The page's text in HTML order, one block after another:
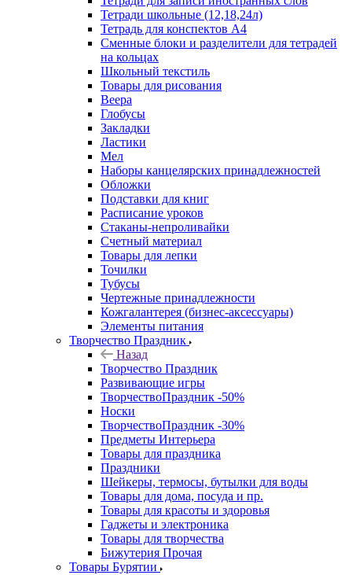
Тетради школьные (12,18,24л)
Тетрадь для конспектов А4
Сменные блоки и разделители для тетрадей
на кольцах
Школьный текстиль
Товары для рисования
Веера
Глобусы
Закладки
Ластики
Мел
Наборы канцелярских принадлежностей
Обложки
Подставки для книг
Расписание уроков
Стаканы-непроливайки
Счетный материал
Товары для лепки
Точилки
Тубусы
Чертежные принадлежности
Кожгалантерея (бизнес-аксессуары)
Элементы питания
Творчество Праздник
Назад
Творчество Праздник
Развивающие игры
ТворчествоПраздник -50%
Носки
ТворчествоПраздник -30%
Предметы Интерьера
Товары для праздника
Праздники
Шейкеры, термосы, бутылки для воды
Товары для дома, посуда и пр.
Товары для красоты и здоровья
Гаджеты и электроника
Товары для творчества
Бижутерия Прочая
Товары Бурятии